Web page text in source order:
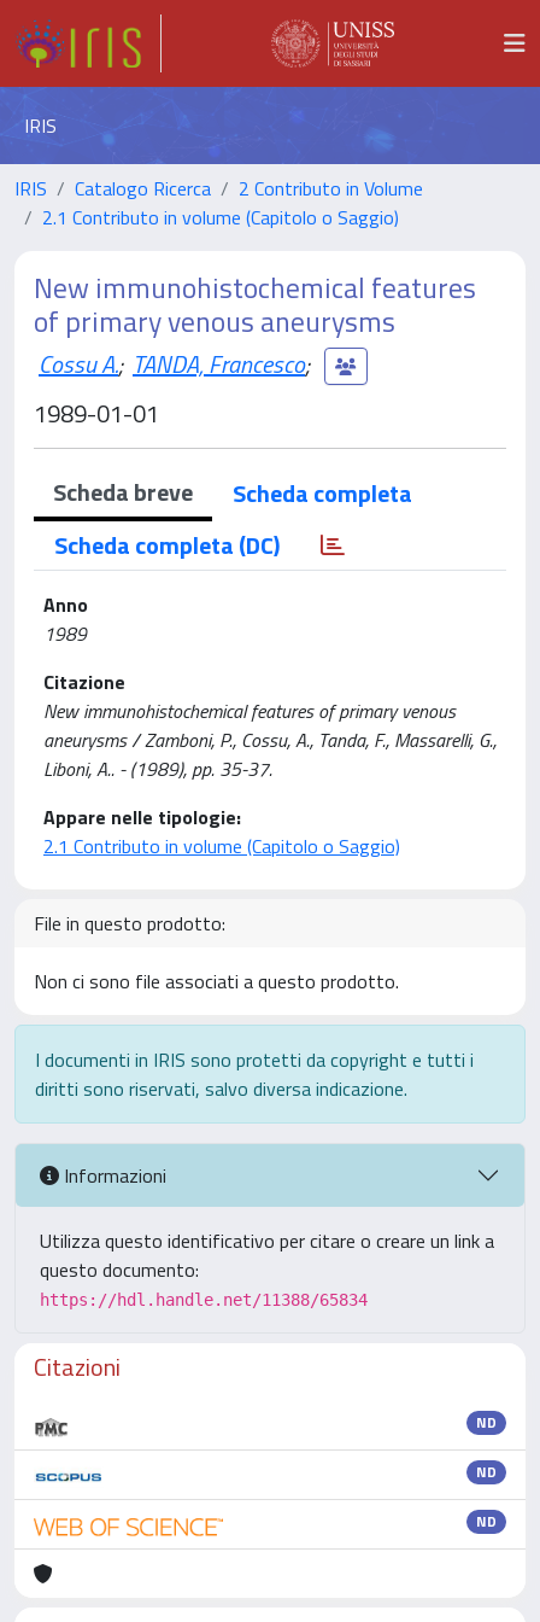
IRIS
IRIS Catalogo Ricerca
2 Contributo in Volume
2.1 Contributo in volume (Capitolo o Saggio)
New immunohistochemical features
of primary venous aneurysms
Cossu A.; TANDA, Francesco;
1989-01-01
Scheda breve
Scheda completa
Scheda completa (DC)
Anno
1989
Citazione
New immunohistochemical features of primary venous
aneurysms / Zamboni, P., Cossu, A., Tanda, F., Massarelli, G.,
Liboni, A.. - (1989), pp. 35-37.
Appare nelle tipologie:
2.1 Contributo in volume (Capitolo o Saggio)
File in questo prodotto:
Non ci sono file associati a questo prodotto.
I documenti in IRIS sono protetti da copyright e tutti i
diritti sono riservati, salvo diversa indicazione.
Informazioni
Utilizza questo identificativo per citare o creare un link a
questo documento:
https://hdl.handle.net/11388/65834
Citazioni
ND
ND
ND